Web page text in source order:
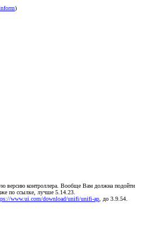
)
версию контроллера. Вообще Вам должна подойти
по ссылке, лучше 5.14.23.
www.ui.com/download/unifi/unifi-ap , до 3.9.54.